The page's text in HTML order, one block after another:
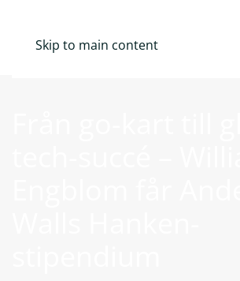
Skip to main content